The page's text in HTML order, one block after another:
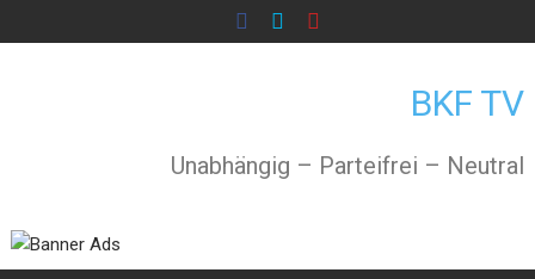
to
BKF TV
Unabhängig – Parteifrei – Neutral